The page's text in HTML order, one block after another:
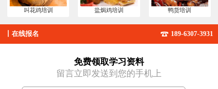
叫花鸡培训 盐焗鸡培训 鸭货培训
在线报名 189-6307-3931
免费领取学习资料
留言立即发送到您的手机上